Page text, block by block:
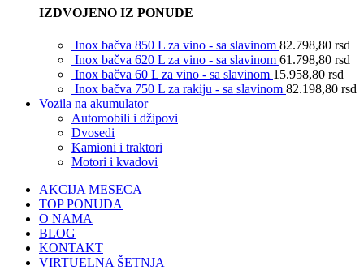
IZDVOJENO IZ PONUDE
Inox bačva 850 L za vino - sa slavinom 82.798,80 rsd
Inox bačva 620 L za vino - sa slavinom 61.798,80 rsd
Inox bačva 60 L za vino - sa slavinom 15.958,80 rsd
Inox bačva 750 L za rakiju - sa slavinom 82.198,80 rsd
Vozila na akumulator
Automobili i džipovi
Dvosedi
Kamioni i traktori
Motori i kvadovi
AKCIJA MESECA
TOP PONUDA
O NAMA
BLOG
KONTAKT
VIRTUELNA ŠETNJA